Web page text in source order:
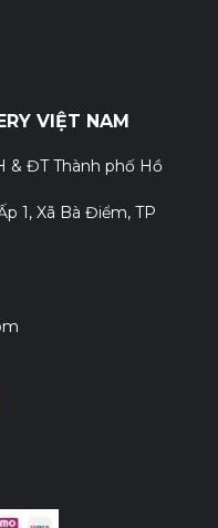
VIỆT NAM
& ĐT Thành phố Hồ
1, Xã Bà Điểm, TP